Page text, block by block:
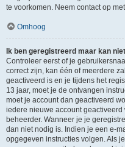
te voorkomen. Neem contact op
Omhoog
Ik ben geregistreerd maar kan
Controleer eerst of je
correct zijn, kan één of meerdere
geactiveerd is en je tijdens het
13 jaar, moet je de ontvangen
moet je account dan geactiveerd
iedere nieuwe account
beheerder. Wanneer je je
dan niet nodig is. Indien je een e-
opgegeven instructies volgen. Als